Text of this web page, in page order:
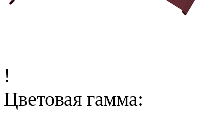
!
Цветовая гамма: